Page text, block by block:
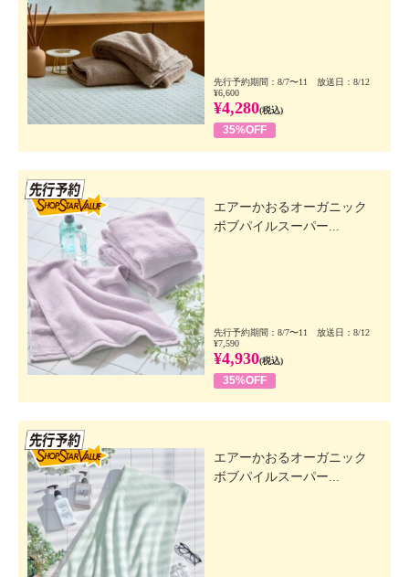
先行予約期間：8/7〜11 放送日：8/12
¥6,600
¥4,280(税込)
35%OFF
エアーかおるオーガニック
ボブパイルスーパー...
先行予約期間：8/7〜11 放送日：8/12
¥7,590
¥4,930(税込)
35%OFF
エアーかおるオーガニック
ボブパイルスーパー...